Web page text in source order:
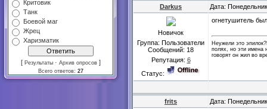
Критовик
Танк
Боевой маг
Жрец
Харизматик
[ Результаты · Архив опросов ]
Всего ответов: 27
Darkus Дата:
Новичок
Группа: Пользователи
Сообщений: 18
Репутация: 6
Статус:
огнетушитель
Неужели это
полях, но эти имена
говорят он жил во
frits Дата: